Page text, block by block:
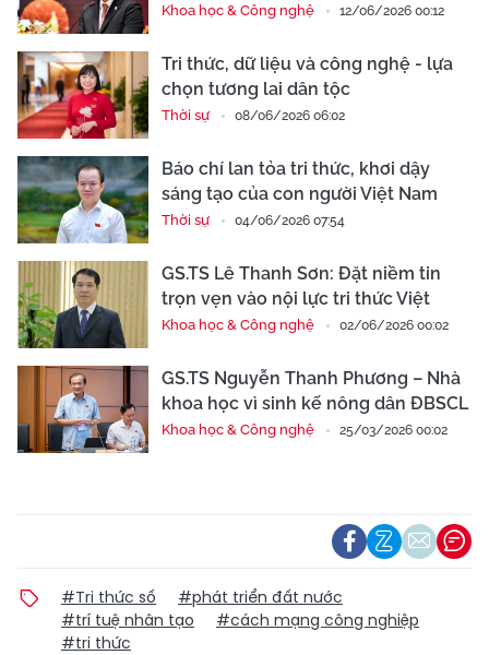
Khoa học & Công nghệ 12/06/2026 00:12
Tri thức, dữ liệu và công nghệ - lựa
chọn tương lai dân tộc
Thời sự 08/06/2026 06:02
Báo chí lan tỏa tri thức, khơi dậy
sáng tạo của con người Việt Nam
Thời sự 04/06/2026 07:54
GS.TS Lê Thanh Sơn: Đặt niềm tin
trọn vẹn vào nội lực tri thức Việt
Khoa học & Công nghệ 02/06/2026 00:02
GS.TS Nguyễn Thanh Phương – Nhà
khoa học vì sinh kế nông dân ĐBSCL
Khoa học & Công nghệ 25/03/2026 00:02
#Tri thức số
#phát triển đất nước
#trí tuệ nhân tạo
#cách mạng công nghiệp
#tri thức